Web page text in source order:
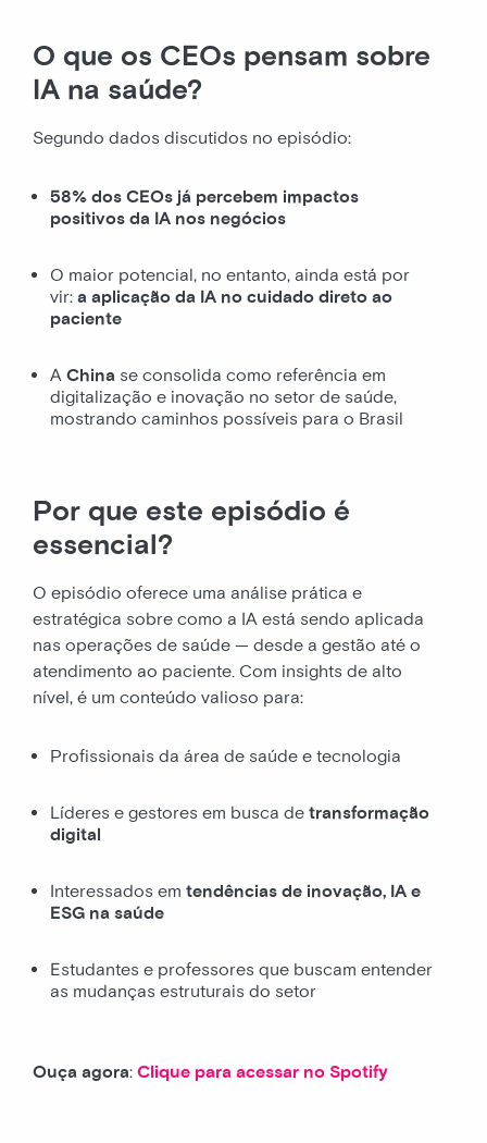
O que os CEOs pensam sobre
IA na saúde?
Segundo dados discutidos no episódio:
58% dos CEOs já percebem impactos
positivos da IA nos negócios
O maior potencial, no entanto, ainda está por
vir: a aplicação da IA no cuidado direto ao
paciente
A China se consolida como referência em
digitalização e inovação no setor de saúde,
mostrando caminhos possíveis para o Brasil
Por que este episódio é
essencial?
O episódio oferece uma análise prática e
estratégica sobre como a IA está sendo aplicada
nas operações de saúde — desde a gestão até o
atendimento ao paciente. Com insights de alto
nível, é um conteúdo valioso para:
Profissionais da área de saúde e tecnologia
Líderes e gestores em busca de transformação
digital
Interessados em tendências de inovação, IA e
ESG na saúde
Estudantes e professores que buscam entender
as mudanças estruturais do setor
Ouça agora: Clique para acessar no Spotify